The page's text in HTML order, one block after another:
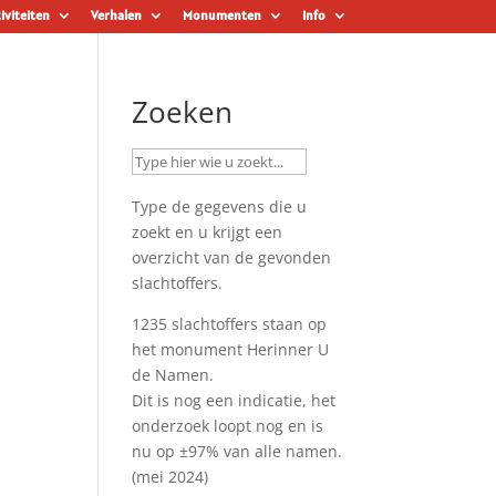
Verhalen Monumenten Info
Zoeken
Type de gegevens die u
zoekt en u krijgt een
overzicht van de gevonden
slachtoffers.
1235 slachtoffers staan op
het monument Herinner U
de Namen.
Dit is nog een indicatie, het
onderzoek loopt nog en is
nu op ±97% van alle namen.
(mei 2024)